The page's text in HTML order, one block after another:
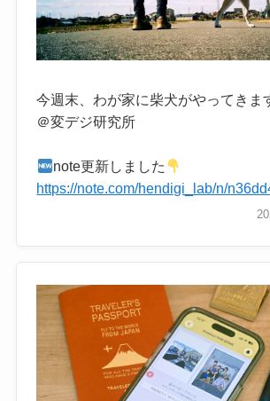
今週末、わが家に柴犬がやってきま
＠変デジ研究所
note更新しました
https://note.com/hendigi_lab/n/